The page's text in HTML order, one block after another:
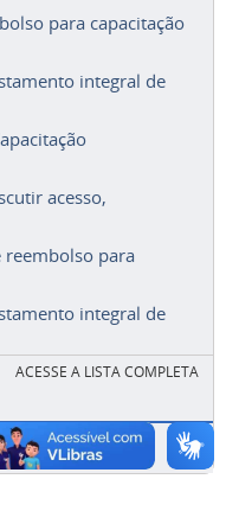
para capacitação
integral de
acesso,
para
integral de
ACESSE A LISTA COMPLETA